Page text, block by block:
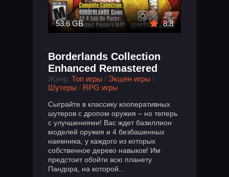
53.6 GB 8.8
Borderlands Collection
Enhanced Remastered
Жанр: Топ игры / Экшен игры /
Шутеры / RPG игры
Сыграйте в классику кооперативных
шутеров с дропом оружия – но теперь
с улучшениями! Вас ждет базиллион
моделей оружия и 4 безбашенных
наемника, у каждого из которых
собственное дерево навыков! Им
предстоит обойти всю планету
Пандора, на которой...